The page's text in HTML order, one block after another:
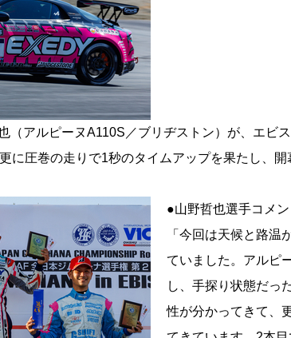
（アルピーヌA110S／ブリヂストン）が、エビ
に圧巻の走りで1秒のタイムアップを果たし、開
●山野哲也選手コメン
「今回は天候と路温
ていました。アルピ
し、手探り状態だっ
性が分かってきて、